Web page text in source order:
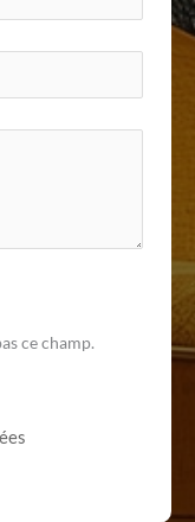
ce champ.